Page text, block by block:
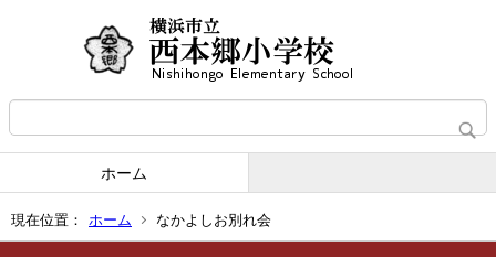
ホーム
現在位置： ホーム なかよしお別れ会